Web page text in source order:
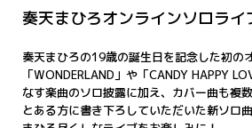
奏天まひろオンラインソロライ
奏天まひろの19歳の誕生日を記念した初の
「WONDERLAND」や「CANDY HAPPY
なす楽曲のソロ披露に加え、カバー曲も複
とある方に書き下ろしていただいた新ソロ